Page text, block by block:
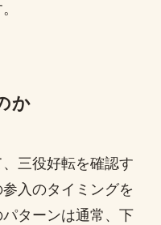
か
三役好転を確認す
入のタイミングを
ターンは通常、下